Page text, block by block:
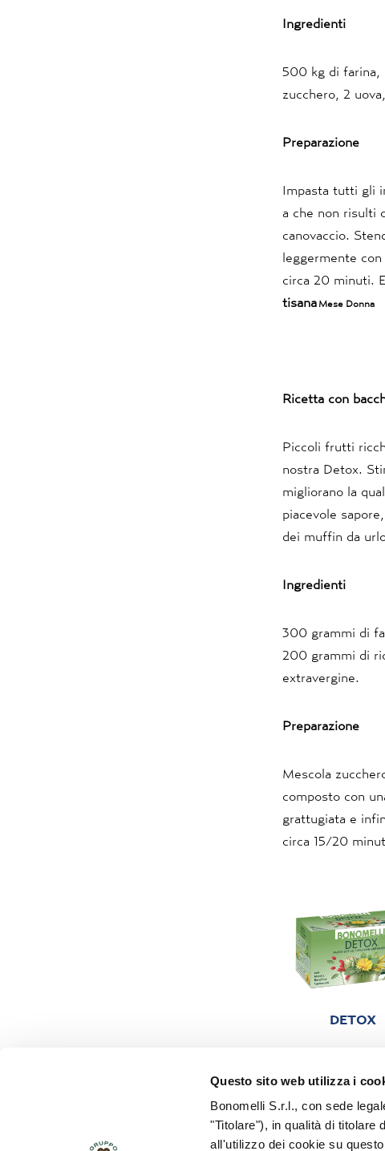
Questo sito web utilizza i
Bonomelli S.r.l., con sede
"Titolare"), in qualità di titolare
all'utilizzo dei cookie su
Ingredienti
500 kg di farina,
zucchero, 2
Preparazione
Impasta tutti gli
a che non risulti
canovaccio.
leggermente
circa 20 minuti.
tisana Mese Donna
Ricetta con
Piccoli frutti
nostra Detox.
migliorano la
piacevole
dei muffin da
Ingredienti
300 grammi di
200 grammi di
extravergine.
Preparazione
Mescola
composto con
grattugiata e
circa 15/20
DETOX